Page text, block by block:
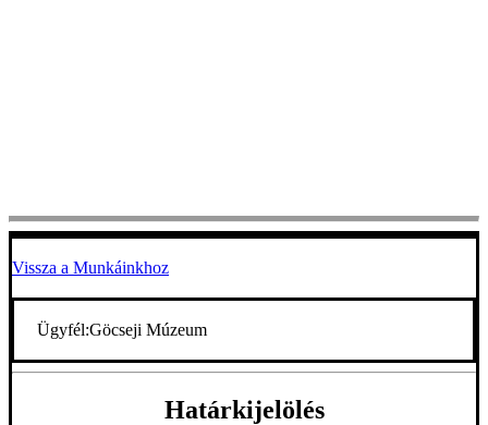
Vissza a Munkáinkhoz
Ügyfél:Göcseji Múzeum
Határkijelölés